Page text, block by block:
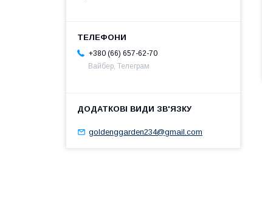
+380 (66) 657-62-70
Вайбер, Телеграм
goldenggarden234@gmail.com